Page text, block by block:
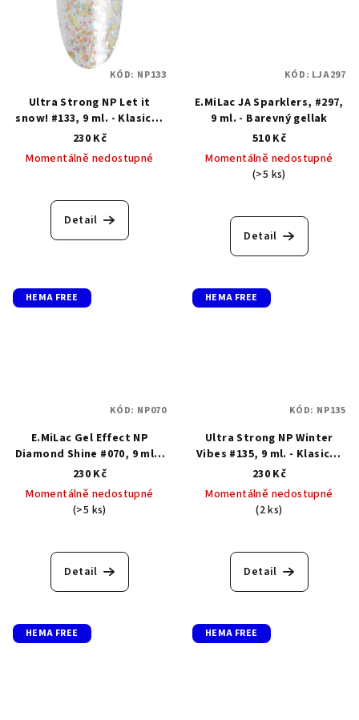
Ultra Strong NP Let it
snow! #133, 9 ml. - Klasický
lak s gelovým efektem
230 Kč
Momentálně nedostupné
Detail
KÓD: NP133
E.MiLac JA Sparklers, #297,
9 ml. - Barevný gellak
510 Kč
Momentálně nedostupné
(>5 ks)
Detail
KÓD: LJA297
HEMA FREE
E.MiLac Gel Effect NP
Diamond Shine #070, 9 ml. -
Klasický lak s gelovým
efektem
230 Kč
Momentálně nedostupné
(>5 ks)
Detail
KÓD: NP070
HEMA FREE
Ultra Strong NP Winter
Vibes #135, 9 ml. - Klasický
lak s gelovým efektem
230 Kč
Momentálně nedostupné
(2 ks)
Detail
KÓD: NP135
HEMA FREE HEMA FREE